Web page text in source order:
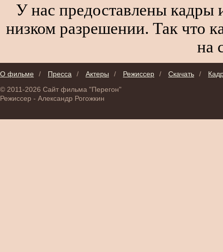
У нас предоставлены кадры
низком разрешении. Так что
на
О фильме / Пресса / Актеры / Режиссер / Скачать /
© 2011-2026 Сайт фильма "Перегон"
Режиссер - Александр Рогожкин